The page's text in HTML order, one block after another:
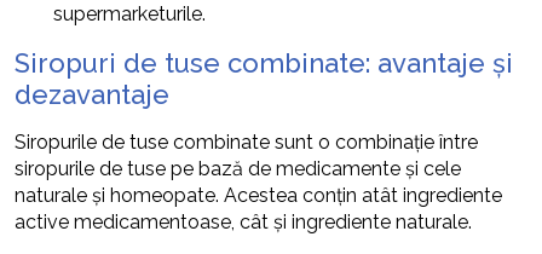
supermarketurile.
Siropuri de tuse combinate: avantaje și
dezavantaje
Siropurile de tuse combinate sunt o combinație între
siropurile de tuse pe bază de medicamente și cele
naturale și homeopate. Acestea conțin atât ingrediente
active medicamentoase, cât și ingrediente naturale.